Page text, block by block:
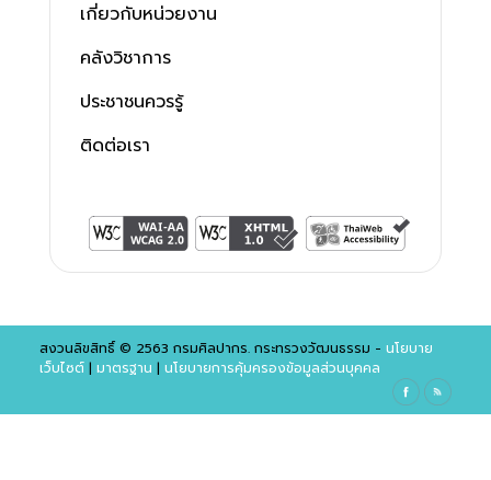
เกี่ยวกับหน่วยงาน
คลังวิชาการ
ประชาชนควรรู้
ติดต่อเรา
สงวนลิขสิทธิ์ © 2563 กรมศิลปากร. กระทรวงวัฒนธรรม - นโยบาย
เว็บไซต์| มาตรฐาน | นโยบายการคุ้มครองข้อมูลส่วนบุคคล